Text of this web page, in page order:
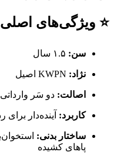
⭐ ویژگی‌های اصلی
سن:
نژاد:
اصالت: دو سَر
کاربرد: آینده‌دار
ساختار بدنی:
پاهای کشیده